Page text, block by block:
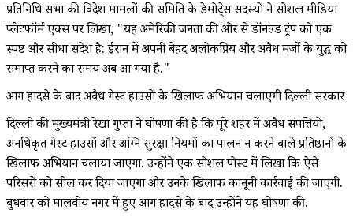
प्रतिनिधि सभा की विदेश मामलों की समिति के डेमोक्रेट्स सदस्यों ने सोशल मीडिया
प्लेटफॉर्म एक्स पर लिखा, "यह अमेरिकी जनता की ओर से डॉनल्ड ट्रंप को एक
स्पष्ट और सीधा संदेश है: ईरान में अपनी बेहद अलोकप्रिय और अवैध मर्जी के युद्ध को
समाप्त करने का समय अब आ गया है."
आग हादसे के बाद अवैध गेस्ट हाउसों के खिलाफ अभियान चलाएगी दिल्ली सरकार
दिल्ली की मुख्यमंत्री रेखा गुप्ता ने घोषणा की है कि पूरे शहर में अवैध संपत्तियों,
अनधिकृत गेस्ट हाउसों और अग्नि सुरक्षा नियमों का पालन न करने वाले प्रतिष्ठानों के
खिलाफ अभियान चलाया जाएगा. उन्होंने एक सोशल पोस्ट में लिखा कि ऐसे
परिसरों को सील कर दिया जाएगा और उनके खिलाफ कानूनी कार्रवाई की जाएगी.
बुधवार को मालवीय नगर में हुए आग हादसे के बाद उन्होंने यह घोषणा की.